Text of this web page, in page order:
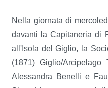
Nella giornata di
davanti la Capitaneria di
all'Isola del Giglio, la
(1871) Giglio/Arcipelago
Alessandra Benelli e